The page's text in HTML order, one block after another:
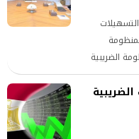
الضريبية
كافة الخدمات
المستثمرين.